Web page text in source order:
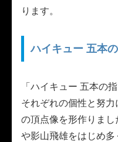
ります。
ハイキュー 五本
「ハイキュー 五本の
それぞれの個性と努
の頂点像を形作りま
や影山飛雄をはじめ